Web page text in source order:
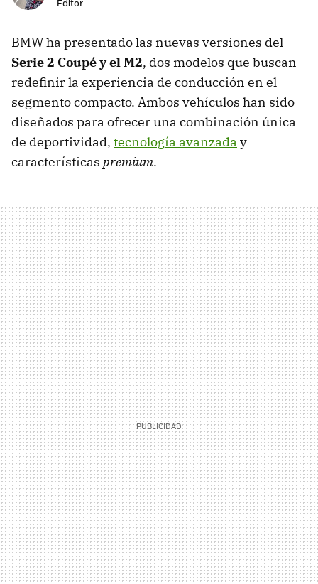
Editor
BMW ha presentado las nuevas versiones del
Serie 2 Coupé y el M2, dos modelos que buscan
redefinir la experiencia de conducción en el
segmento compacto. Ambos vehículos han sido
diseñados para ofrecer una combinación única
de deportividad, tecnología avanzada y
características premium.